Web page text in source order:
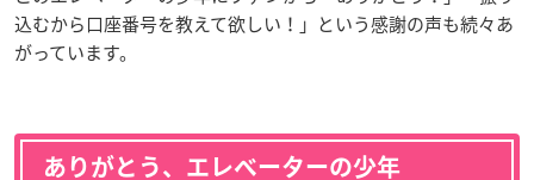
込むから口座番号を教えて欲しい！」という感謝の声も続々あ
がっています。
ありがとう、エレベーターの少年